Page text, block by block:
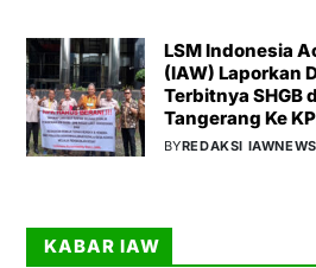
LSM Indonesia
(IAW) Laporkan
Terbitnya SHGB
Tangerang Ke
BYREDAKSI IAWNEWS
KABAR IAW